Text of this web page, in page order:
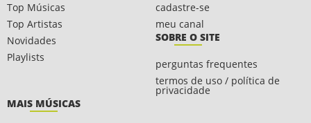
Top Músicas
Top Artistas
Novidades
Playlists
cadastre-se
meu canal
SOBRE O SITE
perguntas frequentes
termos de uso / política de
privacidade
MAIS MÚSICAS